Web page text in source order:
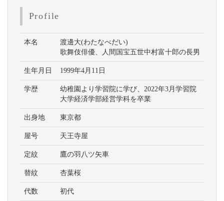
Profile
本名
渡邊大(わたなべだい)
歌舞伎俳優、人間国宝五世中村富十郎の長男
生年月日 1999年4月11日
学歴
幼稚園より学習院に学び、2022年3月学習院
大学経済学部経営学科を卒業
出身地 東京都
屋号 天王寺屋
定紋 鷹の羽八ツ矢車
替紋 杏葉桜
代数 初代